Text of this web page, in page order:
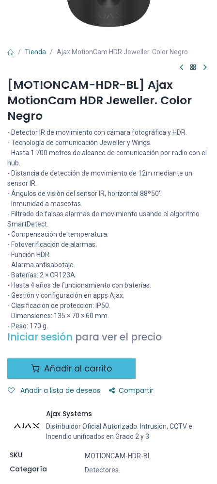
Tienda Ajax MotionCam HDR Jeweller. Color Negro
[MOTIONCAM-HDR-BL] Ajax
MotionCam HDR Jeweller. Color
Negro
- Detector IR de movimiento con cámara fotográfica y HDR.
- Tecnología de comunicación Jeweller y Wings.
- Hasta 1.700 metros de alcance de comunicación por radio con el
hub.
- Distancia de detección de movimiento de 12m mediante un
sensor IR.
- Ángulos de visión del sensor IR, horizontal 88º50'.
- Inmunidad a mascotas.
- Filtrado de falsas alarmas de movimiento usando el algoritmo
SmartDetect.
- Compensación de temperatura.
- Fotoverificación de alarmas.
- Función HDR.
- Alarma antisabotaje.
- Baterías: 2 × CR123A.
- Hasta 4 años de funcionamiento con baterías.
- Gestión y configuración en apps Ajax.
- Clasificación de protección: IP50.
- Dimensiones: 135 × 70 × 60 mm.
- Peso: 170 g.
Iniciar sesión para ver el precio
Añadir al carrito
Añadir a lista de deseos Compartir
Ajax Systems
Distribuidor Oficial Autorizado. Intrusión, CCTV e
Incendio unificados en Grado 2 y 3
SKU MOTIONCAM-HDR-BL
Categoría Detectores